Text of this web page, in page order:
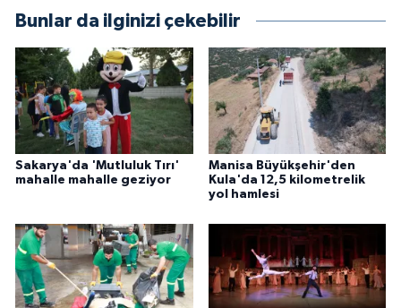
Bunlar da ilginizi çekebilir
Sakarya'da 'Mutluluk Tırı'
mahalle mahalle geziyor
Manisa Büyükşehir'den
Kula'da 12,5 kilometrelik
yol hamlesi